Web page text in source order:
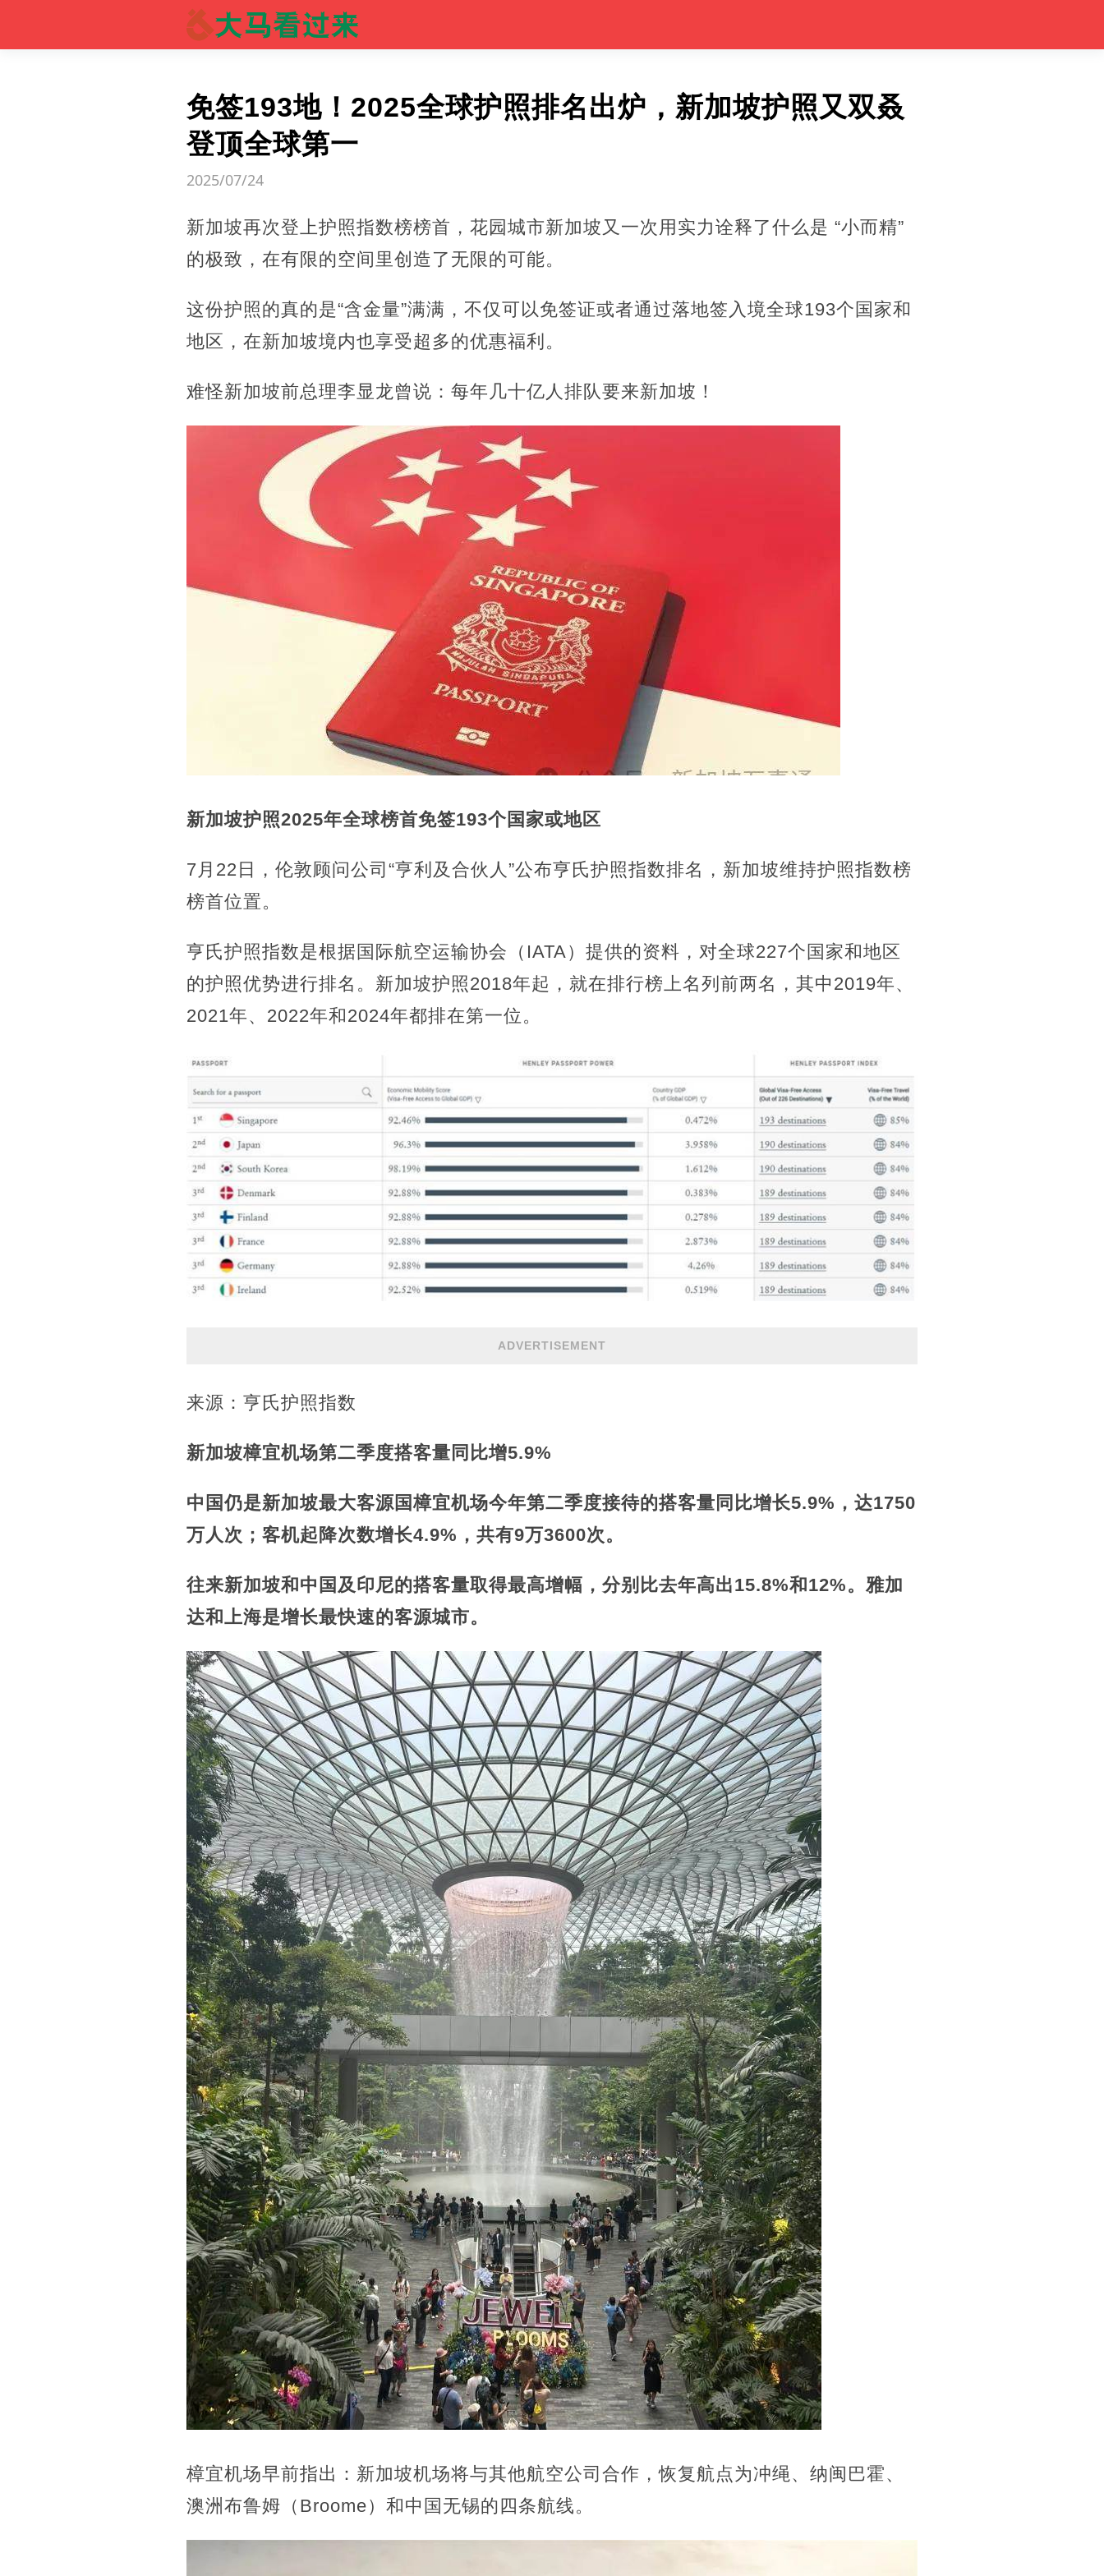
免签193地！2025全球护照排名出炉，新加坡护照又双叒
登顶全球第一
2025/07/24
新加坡再次登上护照指数榜榜首，花园城市新加坡又一次用实力诠释了什么是 “小而精”
的极致，在有限的空间里创造了无限的可能。
这份护照的真的是“含金量”满满，不仅可以免签证或者通过落地签入境全球193个国家和
地区，在新加坡境内也享受超多的优惠福利。
难怪新加坡前总理李显龙曾说：每年几十亿人排队要来新加坡！
新加坡护照2025年全球榜首免签193个国家或地区
7月22日，伦敦顾问公司“亨利及合伙人”公布亨氏护照指数排名，新加坡维持护照指数榜
榜首位置。
亨氏护照指数是根据国际航空运输协会（IATA）提供的资料，对全球227个国家和地区
的护照优势进行排名。新加坡护照2018年起，就在排行榜上名列前两名，其中2019年、
2021年、2022年和2024年都排在第一位。
ADVERTISEMENT
来源：亨氏护照指数
新加坡樟宜机场第二季度搭客量同比增5.9%
中国仍是新加坡最大客源国樟宜机场今年第二季度接待的搭客量同比增长5.9%，达1750
万人次；客机起降次数增长4.9%，共有9万3600次。
往来新加坡和中国及印尼的搭客量取得最高增幅，分别比去年高出15.8%和12%。雅加
达和上海是增长最快速的客源城市。
樟宜机场早前指出：新加坡机场将与其他航空公司合作，恢复航点为冲绳、纳闽巴霍、
澳洲布鲁姆（Broome）和中国无锡的四条航线。